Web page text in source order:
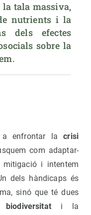
la tala massiva,
nutrients i la
dels efectes
sobre la
a enfrontar lacrisi
com adaptar-
mitigació i intentem
dels hàndicaps és
sinó que té dues
i la